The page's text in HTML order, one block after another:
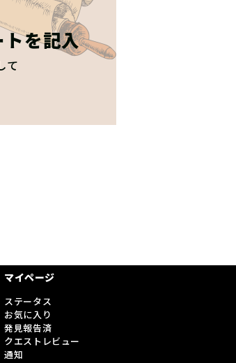
を記入
て
マイページ
ステータス
お気に入り
発見報告済
クエストレビュー
通知